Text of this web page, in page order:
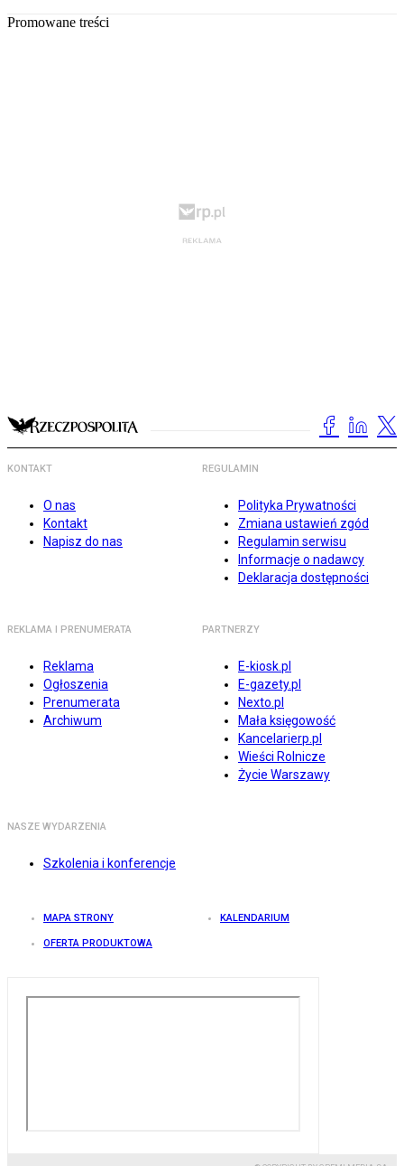
Promowane treści
KONTAKT
O nas
Kontakt
Napisz do nas
REGULAMIN
Polityka Prywatności
Zmiana ustawień zgód
Regulamin serwisu
Informacje o nadawcy
Deklaracja dostępności
REKLAMA I PRENUMERATA
Reklama
Ogłoszenia
Prenumerata
Archiwum
PARTNERZY
E-kiosk.pl
E-gazety.pl
Nexto.pl
Mała księgowość
Kancelarierp.pl
Wieści Rolnicze
Życie Warszawy
NASZE WYDARZENIA
Szkolenia i konferencje
MAPA STRONY KALENDARIUM
OFERTA PRODUKTOWA